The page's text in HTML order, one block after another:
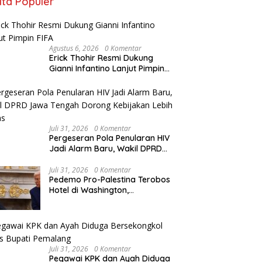
Agustus 6, 2026 0 Komentar
Erick Thohir Resmi Dukung
Gianni Infantino Lanjut Pimpin
Juli 31, 2026 0 Komentar
Pergeseran Pola Penularan HIV
Jadi Alarm Baru, Wakil DPRD
Kebijakan Lebih Tegas
Juli 31, 2026 0 Komentar
Pedemo Pro-Palestina Terobos
Hotel di Washington,
Juli 31, 2026 0 Komentar
Pegawai KPK dan Ayah Diduga